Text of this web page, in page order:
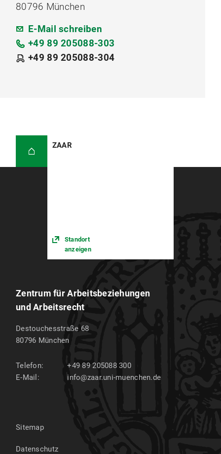
80796 München
E-Mail schreiben
+49 89 205088-303
+49 89 205088-304
ZAAR
Standort
anzeigen
Zentrum für Arbeitsbeziehungen
und Arbeitsrecht
Destouchesstraße 68
80796 München
Telefon:
+49 89 205088 300
E-Mail:
info@zaar.uni-muenchen.de
Sitemap
Datenschutz